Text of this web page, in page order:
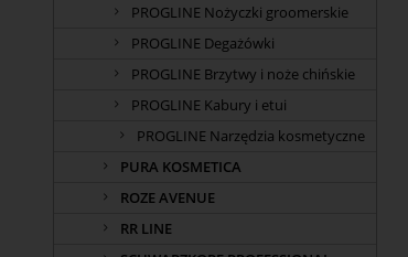
PROGLINE Nożyczki groomerskie
PROGLINE Degażówki
PROGLINE Brzytwy i noże chińskie
PROGLINE Kabury i etui
PROGLINE Narzędzia kosmetyczne
PURA KOSMETICA
ROZE AVENUE
RR LINE